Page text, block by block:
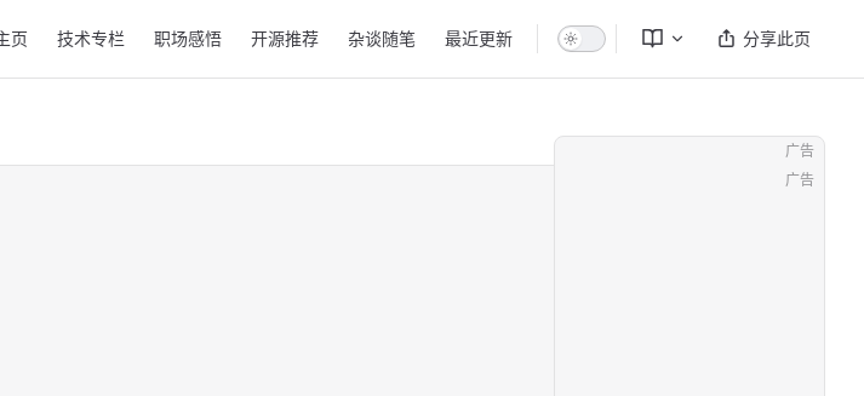
页 技术专栏 职场感悟 开源推荐 杂谈随笔 最近更新 分享此页
广告
广告